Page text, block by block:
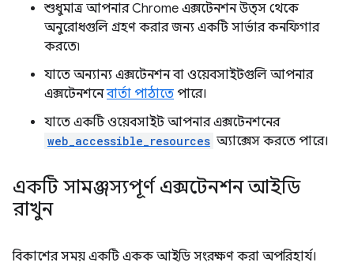
শুধুমাত্র আপনার Chrome এক্সটেনশন উত্স থেকে
অনুরোধগুলি গ্রহণ করার জন্য একটি সার্ভার কনফিগার
করতে৷
যাতে অন্যান্য এক্সটেনশন বা ওয়েবসাইটগুলি আপনার
এক্সটেনশনেবার্তা পাঠাতে পারে।
যাতে একটি ওয়েবসাইট আপনার এক্সটেনশনের
web_accessible_resources অ্যাক্সেস করতে পারে।
একটি সামঞ্জস্যপূর্ণ এক্সটেনশন আইডি
রাখুন
বিকাশের সময় একটি একক আইডি সংরক্ষণ করা অপরিহার্য।